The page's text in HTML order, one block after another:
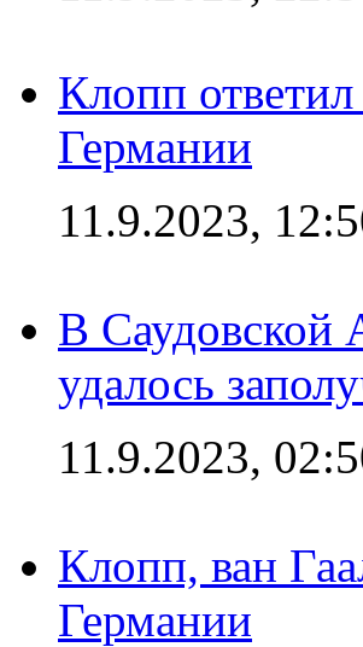
Клопп
Германии
11.9.2023,
В Саудовской
удалось
11.9.2023,
Клопп, ван
Германии